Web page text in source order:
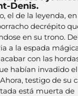
Denis.
el de la leyenda,
decrépito
en su trono.
a la espada
con las
habían invadido
testigo de su
está muerta de